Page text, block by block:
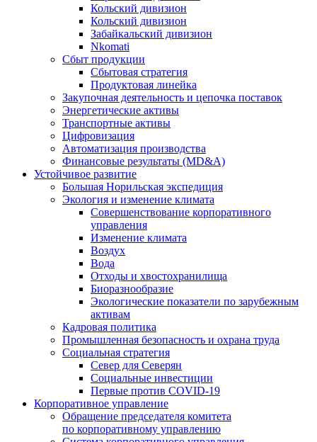
Кольский дивизион
Кольский дивизион
Забайкальский дивизион
Nkomati
Сбыт продукции
Сбытовая стратегия
Продуктовая линейка
Закупочная деятельность и цепочка поставок
Энергетические активы
Транспортные активы
Цифровизация
Автоматизация производства
Финансовые результаты (MD&A)
Устойчивое развитие
Большая Норильская экспедиция
Экология и изменение климата
Совершенствование корпоративного
управления
Изменение климата
Воздух
Вода
Отходы и хвостохранилища
Биоразнообразие
Экологические показатели по зарубежным
активам
Кадровая политика
Промышленная безопасность и охрана труда
Социальная стратегия
Север для Северян
Социальные инвестиции
Первые против COVID‑19
Корпоративное управление
Обращение председателя комитета
по корпоративному управлению